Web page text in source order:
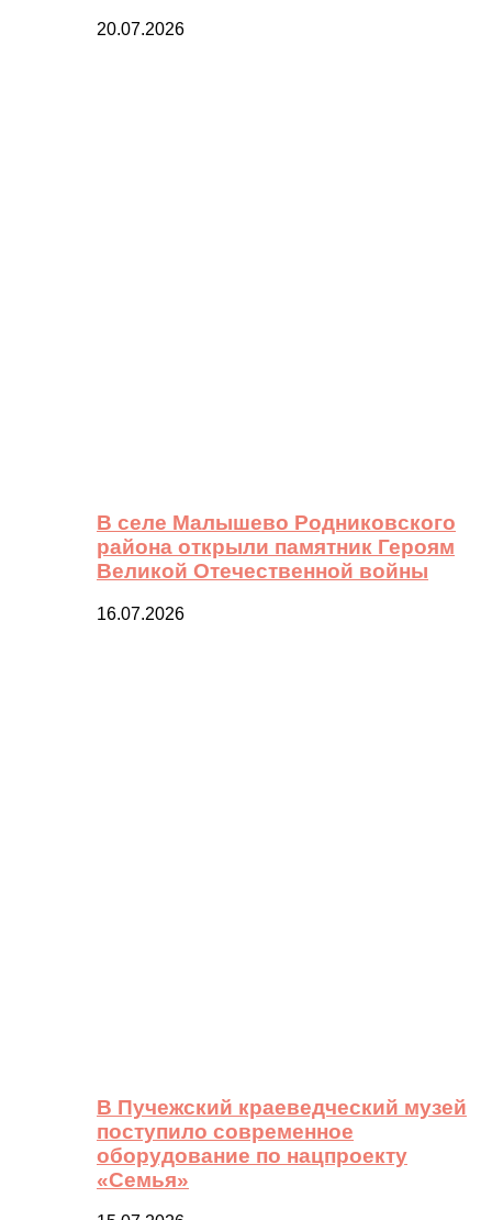
20.07.2026
В селе Малышево Родниковского
района открыли памятник Героям
Великой Отечественной войны
16.07.2026
В Пучежский краеведческий музей
поступило современное
оборудование по нацпроекту
«Семья»